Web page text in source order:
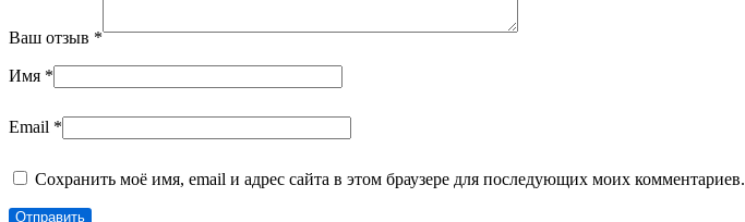
Ваш отзыв *
Имя *
Email *
Сохранить моё имя, email и адрес сайта в этом браузере для последующих моих комментариев.